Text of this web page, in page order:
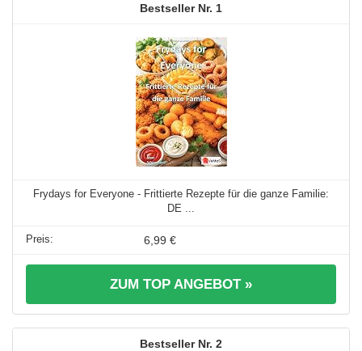
1
Frydays for Everyone - Frittierte Rezepte für die ganze Familie:
DE ...
6,99 €
ZUM TOP ANGEBOT »
2